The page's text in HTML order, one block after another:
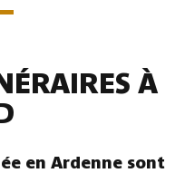
À
en Ardenne sont